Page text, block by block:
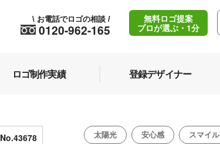
0120-962-165
\ お電話でロゴの相談 /
無料ロゴ提案
プロが選ぶ・1分
ロゴ制作実績 登録デザイナー
No.43678 太陽光 安心感 スマイル